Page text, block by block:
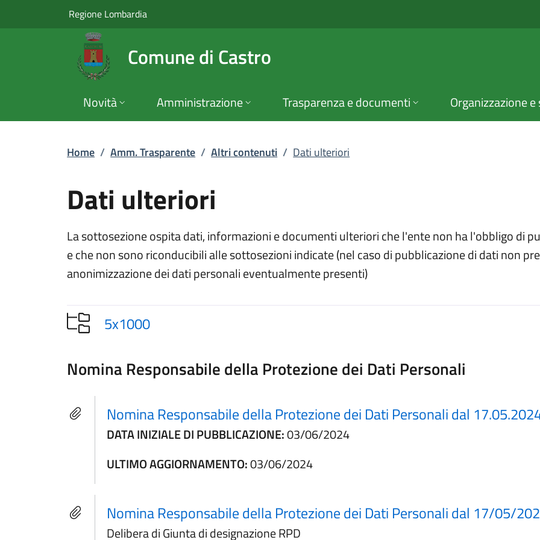
Vai al contenuto principale
Dati ulteriori | Altri contenuti | Amm.
Regione Lombardia(apre in un'altra scheda).
Comune di Castro
Novità Amministrazione Trasparenza e documenti Organizzazione
Home / Amm. Trasparente / Altri contenuti / Dati ulteriori
Dati ulteriori
La sottosezione ospita dati, informazioni e documenti ulteriori che l'ente non ha l'obbligo di
e che non sono riconducibili alle sottosezioni indicate (nel caso di pubblicazione di dati non
anonimizzazione dei dati personali eventualmente presenti)
5x1000
Nomina Responsabile della Protezione dei Dati Personali
Nomina Responsabile della Protezione dei Dati Personali dal
DATA INIZIALE DI PUBBLICAZIONE:03/06/2024
ULTIMO AGGIORNAMENTO:03/06/2024
Nomina Responsabile della Protezione dei Dati Personali dal 17/05/
Delibera di Giunta di designazione RPD